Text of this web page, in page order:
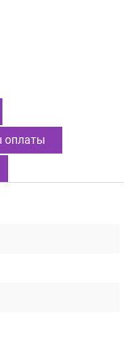
оплаты